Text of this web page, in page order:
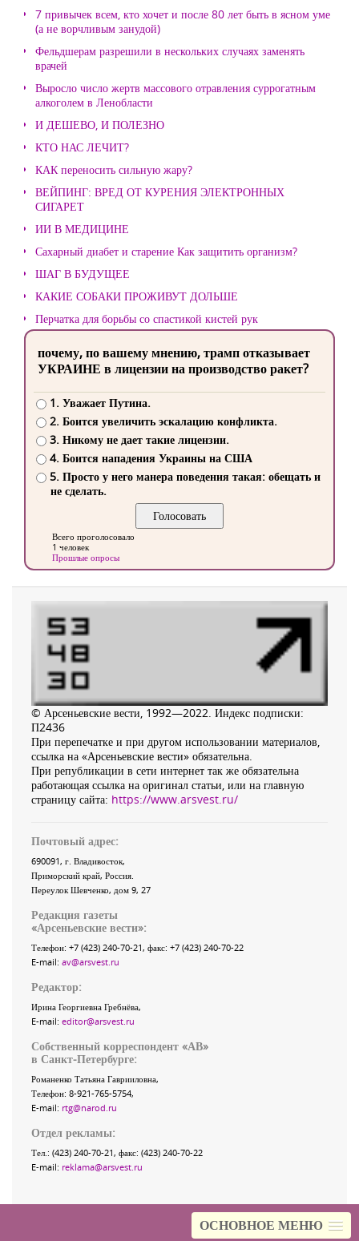
ОСНОВНОЕ МЕНЮ
7 привычек всем, кто хочет и после 80 лет быть в ясном уме
(а не ворчливым занудой)
Фельдшерам разрешили в нескольких случаях заменять
врачей
Выросло число жертв массового отравления суррогатным
алкоголем в Ленобласти
И ДЕШЕВО, И ПОЛЕЗНО
КТО НАС ЛЕЧИТ?
КАК переносить сильную жару?
ВЕЙПИНГ: ВРЕД ОТ КУРЕНИЯ ЭЛЕКТРОННЫХ
СИГАРЕТ
ИИ В МЕДИЦИНЕ
Сахарный диабет и старение Как защитить организм?
ШАГ В БУДУЩЕЕ
КАКИЕ СОБАКИ ПРОЖИВУТ ДОЛЬШЕ
Перчатка для борьбы со спастикой кистей рук
почему, по вашему мнению, трамп отказывает
УКРАИНЕ в лицензии на производство ракет?
1. Уважает Путина.
2. Боится увеличить эскалацию конфликта.
3. Никому не дает такие лицензии.
4. Боится нападения Украины на США
5. Просто у него манера поведения такая: обещать и
не сделать.
Всего проголосовало
1 человек
Прошлые опросы
© Арсеньевские вести, 1992—2022. Индекс подписки:
П2436
При перепечатке и при другом использовании материалов,
ссылка на «Арсеньевские вести» обязательна.
При републикации в сети интернет так же обязательна
работающая ссылка на оригинал статьи, или на главную
страницу сайта: https://www.arsvest.ru/
Почтовый адрес:
690091, г. Владивосток,
Приморский край, Россия
Переулок Шевченко, дом 9, 27
Редакция газеты
«Арсеньевские вести»:
Телефон: +7 (423) 240-70-21, факс: +7 (423) 240-70-22
E-mail: av@arsvest.ru
Редактор:
Ирина Георгиевна Гребнёва,
E-mail: editor@arsvest.ru
Собственный корреспондент «АВ»
в Санкт-Петербурге:
Романенко Татьяна Гаврииловна,
Телефон: 8-921-765-5754,
E-mail: rtg@narod.ru
Отдел рекламы:
Тел.: (423) 240-70-21, факс: (423) 240-70-22
E-mail: reklama@arsvest.ru